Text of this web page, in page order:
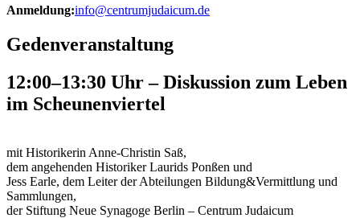
Anmeldung:info@centrumjudaicum.de
Gedenveranstaltung
12:00–13:30 Uhr– Diskussion zum Leben
im Scheunenviertel
mit Historikerin Anne-Christin Saß,
dem angehenden Historiker Laurids Ponßen und
Jess Earle, dem Leiter der Abteilungen Bildung&Vermittlung und
Sammlungen,
der Stiftung Neue Synagoge Berlin – Centrum Judaicum